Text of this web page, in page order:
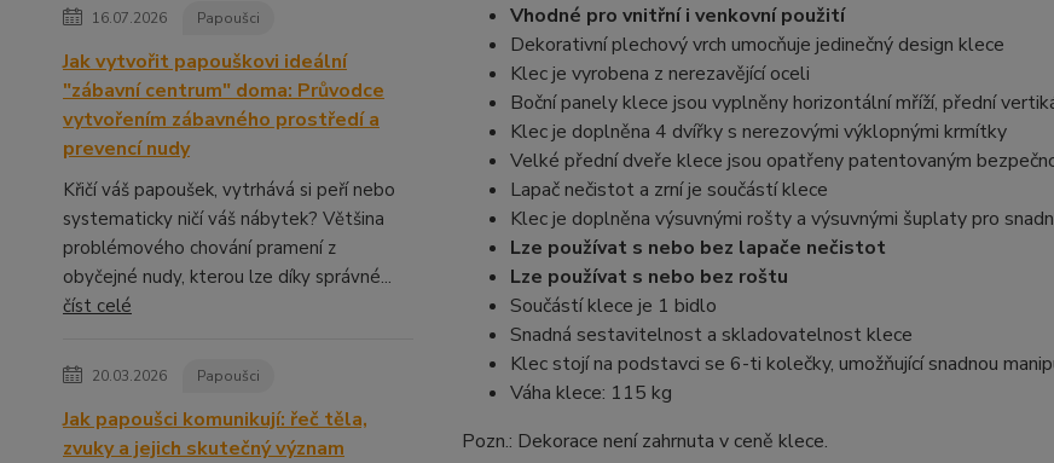
16.07.2026 Papoušci
Jak vytvořit papouškovi ideální
"zábavní centrum" doma: Průvodce
vytvořením zábavného prostředí a
prevencí nudy
Křičí váš papoušek, vytrhává si peří nebo
systematicky ničí váš nábytek? Většina
problémového chování pramení z
obyčejné nudy, kterou lze díky správné...
číst celé
20.03.2026 Papoušci
Jak papoušci komunikují: řeč těla,
zvuky a jejich skutečný význam
Vhodné pro vnitřní i venkovní použití
Dekorativní plechový vrch umocňuje jedinečný design klece
Klec je vyrobena z nerezavějící oceli
Boční panely klece jsou vyplněny horizontální mříží, přední
Klec je doplněna 4 dvířky s nerezovými výklopnými krmítky
Velké přední dveře klece jsou opatřeny patentovaným
Lapač nečistot a zrní je součástí klece
Klec je doplněna výsuvnými rošty a výsuvnými šuplaty pro
Lze používat s nebo bez lapače nečistot
Lze používat s nebo bez roštu
Součástí klece je 1 bidlo
Snadná sestavitelnost a skladovatelnost klece
Klec stojí na podstavci se 6-ti kolečky, umožňující snadnou
Váha klece: 115 kg
Pozn.: Dekorace není zahrnuta v ceně klece.